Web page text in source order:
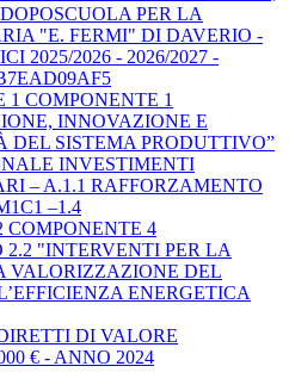
PER LA
"E. FERMI" DI DAVERIO -
2025/2026 - 2026/2027 -
1 COMPONENTE 1
INNOVAZIONE E
DEL SISTEMA PRODUTTIVO”
INVESTIMENTI
– A.1.1 RAFFORZAMENTO
–1.4
COMPONENTE 4
"INTERVENTI PER LA
VALORIZZAZIONE DEL
ENERGETICA
DI VALORE
€ - ANNO 2024